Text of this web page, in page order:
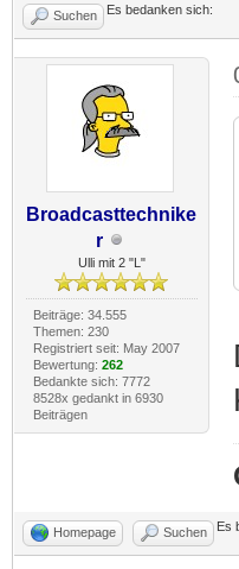
Suchen Es bedanken sich:
Broadcasttechnike
r
Ulli mit 2 "L"
Beiträge: 34.555
Themen: 230
Registriert seit: May 2007
Bewertung: 262
Bedankte sich: 7772
8528x gedankt in 6930
Beiträgen
Homepage Suchen Es